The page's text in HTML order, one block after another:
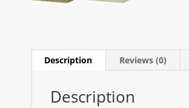
Description Reviews (0)
Description